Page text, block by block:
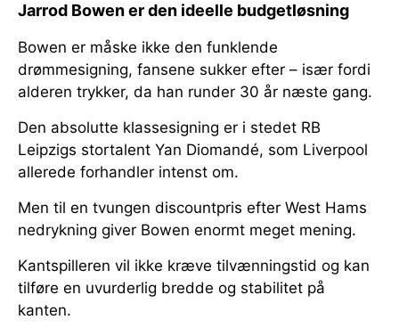
Jarrod Bowen er den ideelle budgetløsning
Bowen er måske ikke den funklende
drømmesigning, fansene sukker efter – især fordi
alderen trykker, da han runder 30 år næste gang.
Den absolutte klassesigning er i stedet RB
Leipzigs stortalent Yan Diomandé, som Liverpool
allerede forhandler intenst om.
Men til en tvungen discountpris efter West Hams
nedrykning giver Bowen enormt meget mening.
Kantspilleren vil ikke kræve tilvænningstid og kan
tilføre en uvurderlig bredde og stabilitet på
kanten.